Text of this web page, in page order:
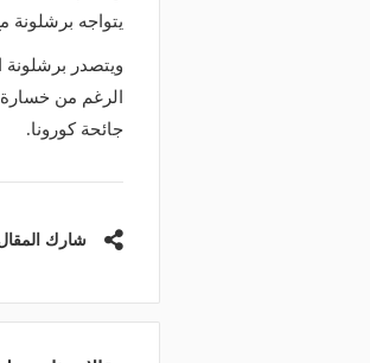
يتواجه برشلونة
ويتصدر
الرغم من
جائحة كورونا.
شارك